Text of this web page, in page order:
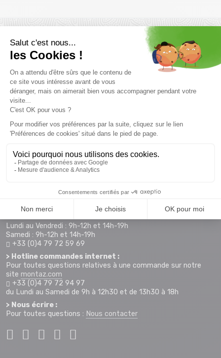
Inscrivez-vous à la newsletter
Envie de profiter des promotions avant tout le monde. Alors
n'attendez plus !
S'inscrire
HORAIRE & CONTACTS
255 Rue Sébastien Charléty
Plan d'accès
Lundi au Vendredi : 9h-12h et 14h-19h
Samedi : 9h-12h et 14h-19h
+33 (0)4 79 72 59 69
> Hotline commandes internet :
Pour toutes questions relatives à une commande sur notre
site montaz.com
+33 (0)4 79 72 94 97
du Lundi au Samedi de 9h à 12h30 et de 13h30 à 18h
> Nous écrire :
Pour toutes questions : Nous contacter